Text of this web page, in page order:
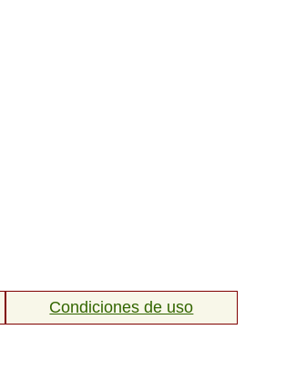
Condiciones de uso